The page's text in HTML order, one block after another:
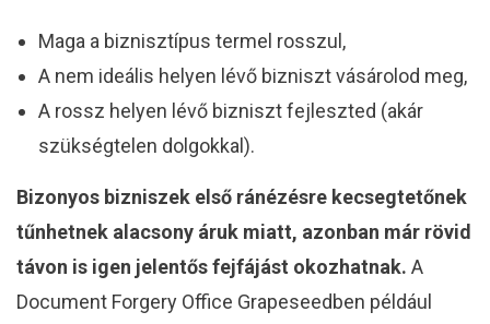
Maga a biznisztípus termel rosszul,
A nem ideális helyen lévő bizniszt vásárolod meg,
A rossz helyen lévő bizniszt fejleszted (akár
szükségtelen dolgokkal).
Bizonyos bizniszek első ránézésre kecsegtetőnek
tűnhetnek alacsony áruk miatt, azonban már rövid
távon is igen jelentős fejfájást okozhatnak. A
Document Forgery Office Grapeseedben például